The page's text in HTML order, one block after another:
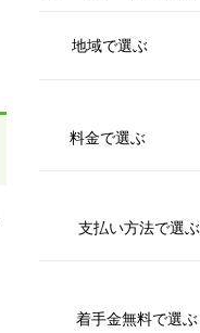
地域で選ぶ
料金で選ぶ
支払い方法で選ぶ
着手金無料で選ぶ